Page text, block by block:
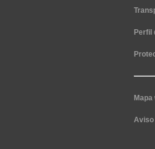
Perfil
Mapa
Aviso